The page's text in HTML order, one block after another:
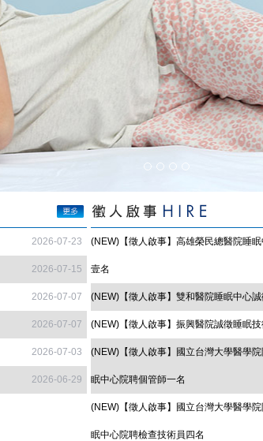
2026-07-23
2026-07-15
2026-07-07
2026-07-07
2026-07-03
2026-06-29
(NEW)【徵人啟事】高雄榮民總醫院睡
壹名
(NEW)【徵人啟事】雙和醫院睡眠中心
(NEW)【徵人啟事】振興醫院誠徵睡眠技
(NEW)【徵人啟事】國立台灣大學醫學
眠中心院聘個管師一名
(NEW)【徵人啟事】國立台灣大學醫學
眠中心院聘檢查技術員四名